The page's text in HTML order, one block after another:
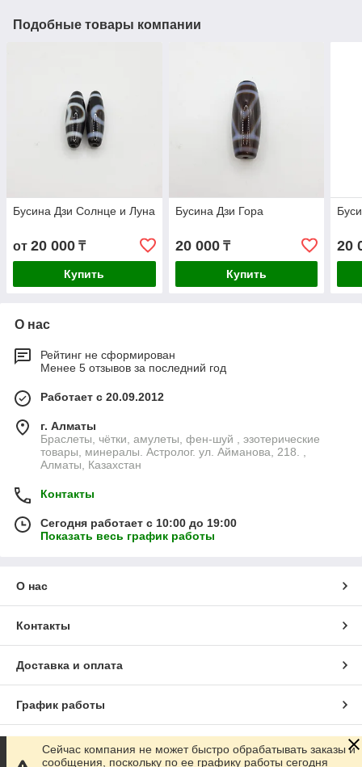
Подобные товары компании
Бусина Дзи Солнце и Луна
от 20 000 ₸
Купить
Бусина Дзи Гора
20 000₸
Купить
20
О нас
Рейтинг не сформирован
Менее 5 отзывов за последний год
Работает с 20.09.2012
г. Алматы
Браслеты, чётки, амулеты, фен-шуй , эзотерические
товары, минералы. Астролог. ул. Айманова, 218. ,
Алматы, Казахстан
Контакты
Сегодня работает с 10:00 до 19:00
Показать весь график работы
О нас
Контакты
Доставка и оплата
График работы
Полная версия сайта
Сейчас компания не может быстро обрабатывать заказы и
сообщения, поскольку по ее графику работы сегодня